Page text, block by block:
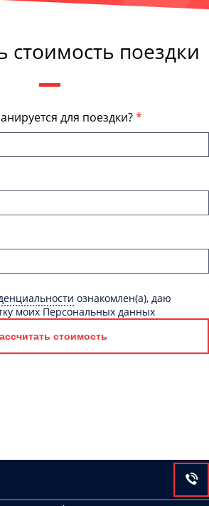
стоимость поездки
для поездки?
ознакомлен(а), даю
моих Персональных данных
стоимость